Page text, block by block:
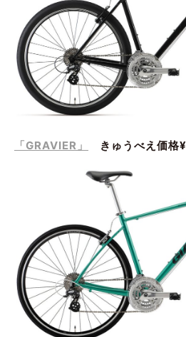
「GRAVIER」 きゅうべえ価格